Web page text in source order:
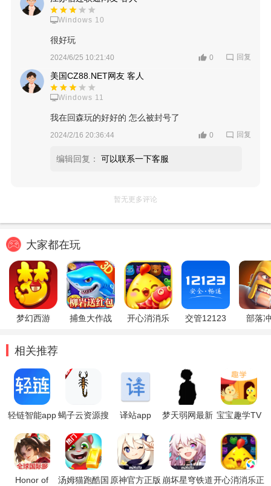
Windows 10
很好玩
2024/6/25 10:21:40 0 回复
美国CZ88.NET网友 客人
Windows 11
我在回森玩的好好的 怎么被封号了
2024/2/16 20:36:44 0 回复
编辑回复： 可以联系一下客服
暂无更多评论
大家都在玩
梦幻西游 捕鱼大作战 开心消消乐 交管12123 部落
相关推荐
轻链智能app 蝎子云资源搜
译站app
梦天弱网最新 宝宝趣学TV
Honor of
汤姆猫跑酷国 原神官方正版 崩坏星穹铁道开心消消乐正